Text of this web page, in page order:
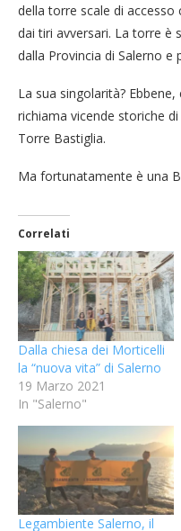
della torre scale di
dai tiri avversari. La torre è
dalla Provincia di Salerno e
La sua singolarità?
richiama vicende storiche
Torre Bastiglia.
Ma fortunatamente è una
Correlati
Dalla chiesa dei Morticelli
la “nuova vita” di Salerno
19 Marzo 2021
In "Salerno"
Legambiente Salerno, il